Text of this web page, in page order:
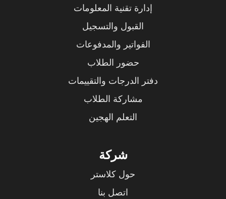
إدارة تقنية المعلومات
القبول والتسجيل
الفواتير والمدفوعات
حضور الطلاب
دفتر الدرجات والتقييمات
مشاركة الطلاب
التعلم الهجين
شركة
حول كلاستر
اتصل بنا